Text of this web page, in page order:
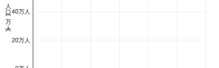
20万人
40万人
人口 (万人)